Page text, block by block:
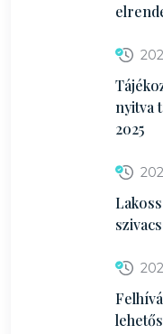
nyitva
2025